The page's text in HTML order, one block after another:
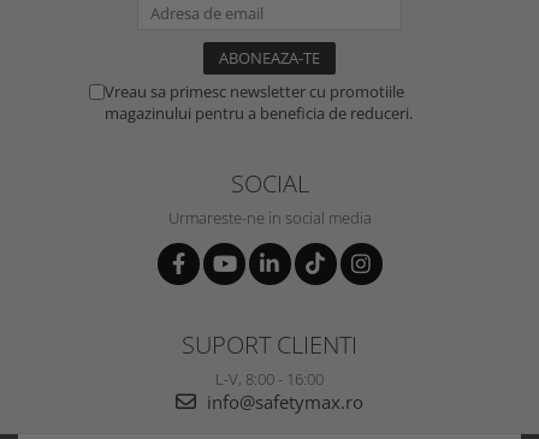
Vreau sa primesc newsletter cu promotiile
magazinului pentru a beneficia de reduceri.
SOCIAL
Urmareste-ne in social media
SUPORT CLIENTI
L-V, 8:00 - 16:00
info@safetymax.ro